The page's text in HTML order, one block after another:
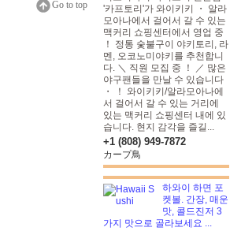
Go to top
'카프토리'가 와이키키 ・ 알라
모아나에서 걸어서 갈 수 있는
맥커리 쇼핑센터에서 영업 중
！ 정통 숯불구이 야키토리, 라
멘, 오코노미야키를 추천합니
다. ＼ 직원 모집 중 ！ ／ 많은
야구팬들을 만날 수 있습니다
・ ！ 와이키키/알라모아나에
서 걸어서 갈 수 있는 거리에
있는 맥커리 쇼핑센터 내에 있
습니다. 현지 감각을 즐길...
+1 (808) 949-7872
カープ鳥
하와이 하면 포
켓볼. 간장, 매운
맛, 콜드진저 3
가지 맛으로 골라보세요 ...